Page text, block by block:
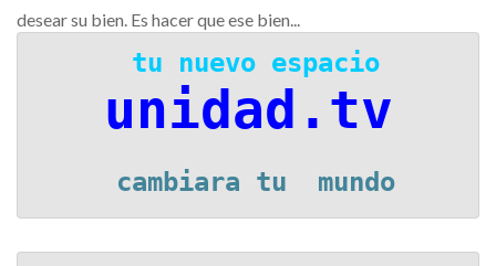
desear su bien. Es hacer que ese bien...
tu nuevo espacio
unidad.tv
cambiara tu  mundo